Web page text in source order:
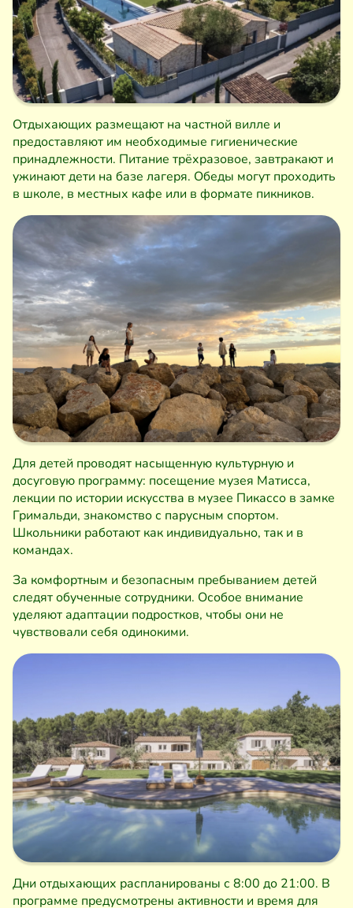
Отдыхающих размещают на частной вилле и
предоставляют им необходимые гигиенические
принадлежности. Питание трёхразовое, завтракают и
ужинают дети на базе лагеря. Обеды могут проходить
в школе, в местных кафе или в формате пикников.
Для детей проводят насыщенную культурную и
досуговую программу: посещение музея Матисса,
лекции по истории искусства в музее Пикассо в замке
Гримальди, знакомство с парусным спортом.
Школьники работают как индивидуально, так и в
командах.
За комфортным и безопасным пребыванием детей
следят обученные сотрудники. Особое внимание
уделяют адаптации подростков, чтобы они не
чувствовали себя одинокими.
Дни отдыхающих распланированы с 8:00 до 21:00. В
программе предусмотрены активности и время для